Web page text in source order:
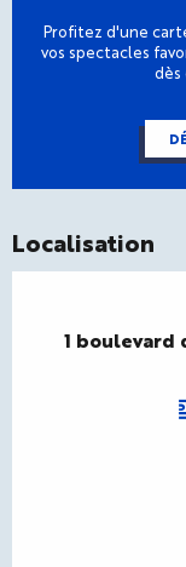
Profitez d'une
vos spectacles
dès
Localisation
1 boulevard